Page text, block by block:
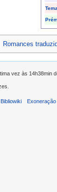
Romances
vez às 14h38min